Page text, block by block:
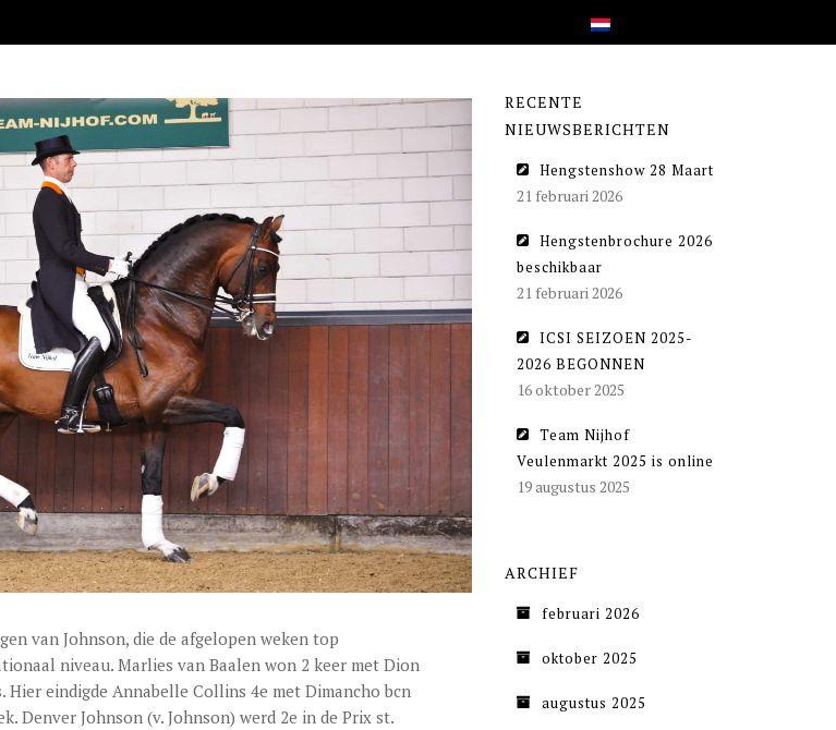
van Johnson, die de afgelopen weken top
niveau. Marlies van Baalen won 2 keer met Dion
Hier eindigde Annabelle Collins 4e met Dimancho bcn
Denver Johnson (v. Johnson) werd 2e in de Prix st.
RECENTE
NIEUWSBERICHTEN
Hengstenshow 28 Maart
21 februari 2026
Hengstenbrochure 2026
beschikbaar
21 februari 2026
ICSI SEIZOEN 2025-
2026 BEGONNEN
16 oktober 2025
Team Nijhof
Veulenmarkt 2025 is online
19 augustus 2025
ARCHIEF
februari 2026
oktober 2025
augustus 2025